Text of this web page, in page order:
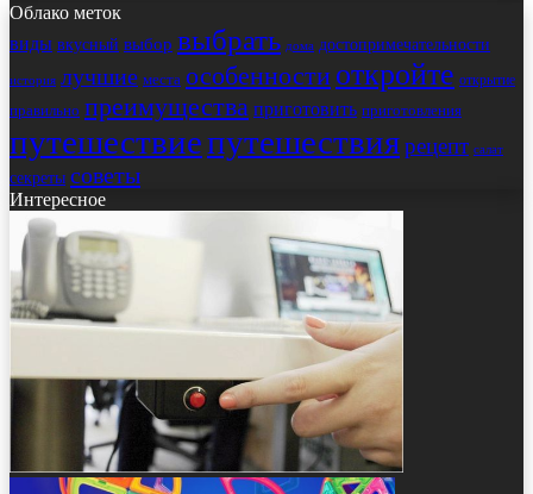
Облако меток
виды вкусный выбор выбрать дома достопримечательности
история лучшие места особенности откройте открытие
правильно преимущества приготовить приготовления
путешествиепутешествиярецепт салат
секреты советы
Интересное